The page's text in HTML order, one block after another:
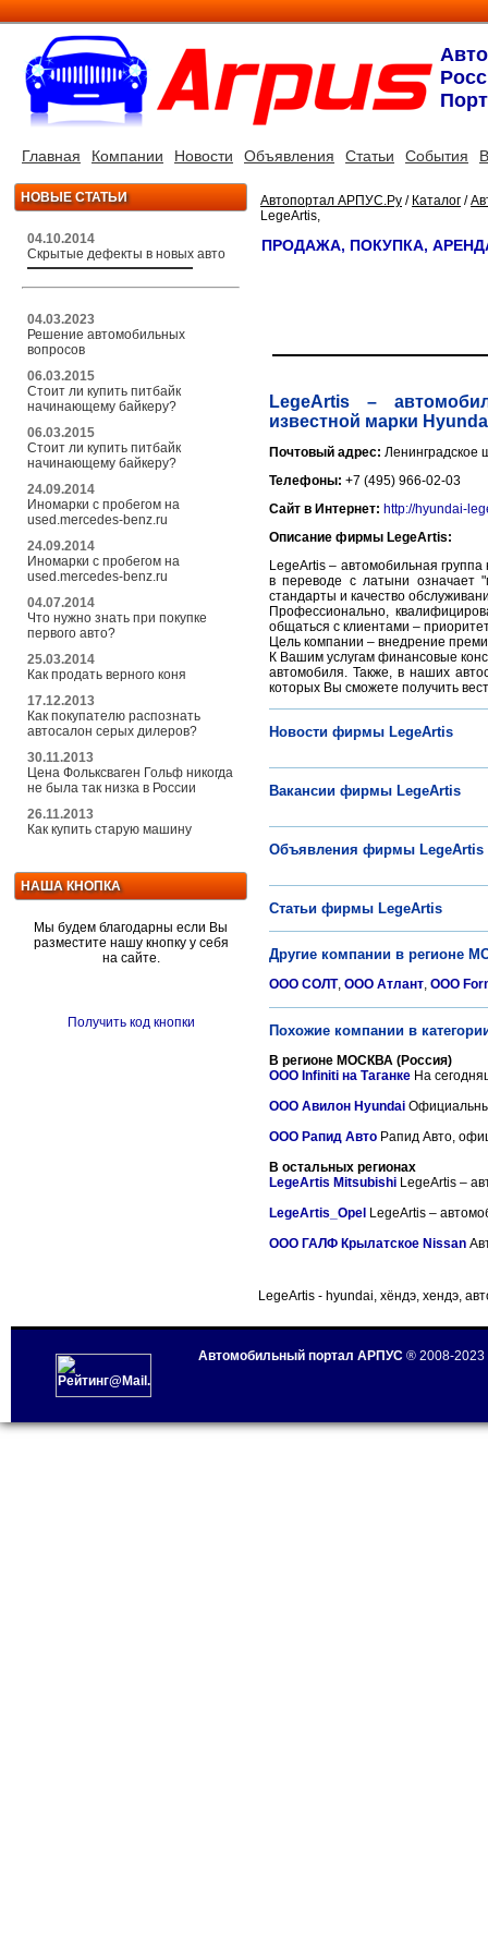
Главная Компании Новости Объявления Статьи События
НОВЫЕ СТАТЬИ
04.10.2014
Скрытые дефекты в новых авто
04.03.2023
Решение автомобильных
вопросов
06.03.2015
Стоит ли купить питбайк
начинающему байкеру?
06.03.2015
Стоит ли купить питбайк
начинающему байкеру?
24.09.2014
Иномарки с пробегом на
used.mercedes-benz.ru
24.09.2014
Иномарки с пробегом на
used.mercedes-benz.ru
04.07.2014
Что нужно знать при покупке
первого авто?
25.03.2014
Как продать верного коня
17.12.2013
Как покупателю распознать
автосалон серых дилеров?
30.11.2013
Цена Фольксваген Гольф никогда
не была так низка в России
26.11.2013
Как купить старую машину
НАША КНОПКА
Мы будем благодарны если Вы
разместите нашу кнопку у себя
на сайте.
Получить код кнопки
Автопортал АРПУС.Ру / Каталог /
LegeArtis,
ПРОДАЖА, ПОКУПКА,
LegeArtis –
известной марки
Почтовый адрес: Ленинградское
Телефоны: +7 (495) 966-02-03
Сайт в Интернет: http://hyundai-
Описание фирмы LegeArtis:
LegeArtis – автомобильная
в переводе с латыни означает
стандарты и качество
Профессионально,
общаться с клиентами –
Цель компании – внедрение
К Вашим услугам финансовые
автомобиля. Также, в наших
которых Вы сможете получить
Новости фирмы LegeArtis
Вакансии фирмы LegeArtis
Объявления фирмы LegeArtis
Статьи фирмы LegeArtis
Другие компании в регионе
ООО СОЛТ, ООО Атлант, ООО
Похожие компании в
В регионе МОСКВА (Россия)
ООО Infiniti на Таганке На
ООО Авилон Hyundai
ООО Рапид Авто Рапид Авто,
В остальных регионах
LegeArtis Mitsubishi LegeArtis –
LegeArtis_Opel LegeArtis –
ООО ГАЛФ Крылатское Nissan
LegeArtis - hyundai, хёндэ, хендэ,
Автомобильный портал АРПУС ® 2008-2023